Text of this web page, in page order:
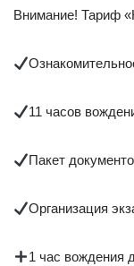
Внимание! Тариф
11 часов
Пакет
Организация
1 час вождения